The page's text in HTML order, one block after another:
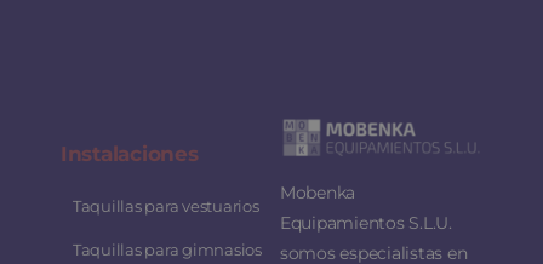
Instalaciones
Taquillas para vestuarios
Taquillas para gimnasios
Mobenka
Equipamientos S.L.U.
somos especialistas en